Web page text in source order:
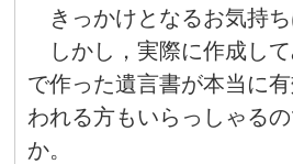
きっかけとなるお気持ち
しかし，実際に作成し
で作った遺言書が本当に
われる方もいらっしゃる
か。